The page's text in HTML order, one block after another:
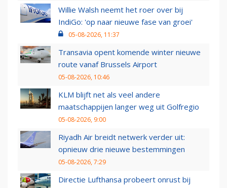
Willie Walsh neemt het roer over bij
IndiGo: 'op naar nieuwe fase van groei'
05-08-2026, 11:37
Transavia opent komende winter nieuwe
route vanaf Brussels Airport
05-08-2026, 10:46
KLM blijft net als veel andere
maatschappijen langer weg uit Golfregio
05-08-2026, 9:00
Riyadh Air breidt netwerk verder uit:
opnieuw drie nieuwe bestemmingen
05-08-2026, 7:29
Directie Lufthansa probeert onrust bij